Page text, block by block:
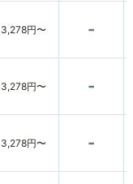
3,278円〜 -
3,278円〜 -
3,278円〜 -